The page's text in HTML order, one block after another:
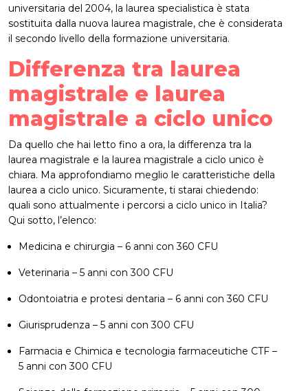
universitaria del 2004, la laurea specialistica è stata
sostituita dalla nuova laurea magistrale, che è considerata
il secondo livello della formazione universitaria.
Differenza tra laurea
magistrale e laurea
magistrale a ciclo unico
Da quello che hai letto fino a ora, la differenza tra la
laurea magistrale e la laurea magistrale a ciclo unico è
chiara. Ma approfondiamo meglio le caratteristiche della
laurea a ciclo unico. Sicuramente, ti starai chiedendo:
quali sono attualmente i percorsi a ciclo unico in Italia?
Qui sotto, l’elenco:
Medicina e chirurgia – 6 anni con 360 CFU
Veterinaria – 5 anni con 300 CFU
Odontoiatria e protesi dentaria – 6 anni con 360 CFU
Giurisprudenza – 5 anni con 300 CFU
Farmacia e Chimica e tecnologia farmaceutiche CTF –
5 anni con 300 CFU